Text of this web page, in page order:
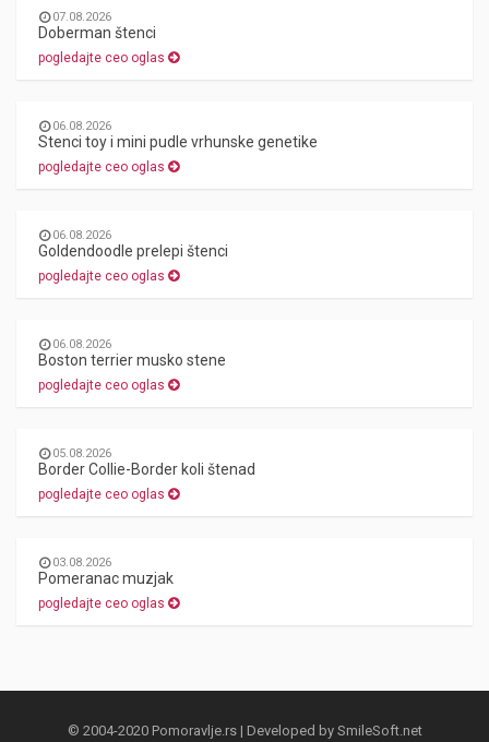
07.08.2026
Doberman štenci
pogledajte ceo oglas
06.08.2026
Stenci toy i mini pudle vrhunske genetike
pogledajte ceo oglas
06.08.2026
Goldendoodle prelepi štenci
pogledajte ceo oglas
06.08.2026
Boston terrier musko stene
pogledajte ceo oglas
05.08.2026
Border Collie-Border koli štenad
pogledajte ceo oglas
03.08.2026
Pomeranac muzjak
pogledajte ceo oglas
© 2004-2020 Pomoravlje.rs | Developed by SmileSoft.net